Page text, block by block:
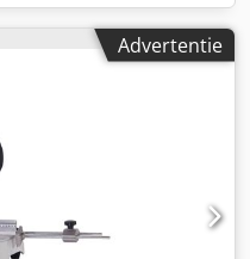
Advertentie